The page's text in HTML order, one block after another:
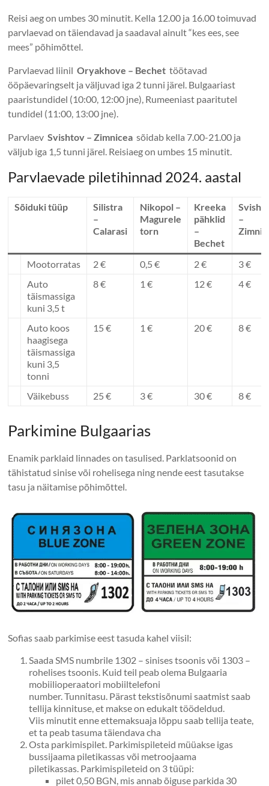
Reisi aeg on umbes 30 minutit. Kella 12.00 ja 16.00 toimuvad
parvlaevad on täiendavad ja saadaval ainult “kes ees, see
mees” põhimõttel.
Parvlaevad liinilOryakhove – Bechet töötavad
ööpäevaringselt ja väljuvad iga 2 tunni järel. Bulgaariast
paaristundidel (10:00, 12:00 jne), Rumeeniast paaritutel
tundidel (11:00, 13:00 jne).
ParvlaevSvishtov – Zimnicea sõidab kella 7.00-21.00 ja
väljub iga 1,5 tunni järel. Reisiaeg on umbes 15 minutit.
Parvlaevade piletihinnad 2024. aastal
Sõiduki tüüp
Silistra
–
Calarasi
Nikopol –
Magurele
torn
Kreeka
pähklid
–
Bechet
–
Mootorratas 2 € 0,5 € 2 €
3 €
Auto
täismassiga
kuni 3,5 t
8 € 1 € 12 € 4 €
Auto koos
haagisega
täismassiga
kuni 3,5
tonni
15 € 1 € 20 € 8 €
Väikebuss 25 € 3 € 30 € 8 €
Parkimine Bulgaarias
Enamik parklaid linnades on tasulised. Parklatsoonid on
tähistatud sinise või rohelisega ning nende eest tasutakse
tasu ja näitamise põhimõttel.
Sofias saab parkimise eest tasuda kahel viisil:
Saada SMS numbrile 1302 – sinises tsoonis või 1303 –
rohelises tsoonis. Kuid teil peab olema Bulgaaria
mobiilioperaatori mobiiltelefoni
number. Tunnitasu. Pärast tekstisõnumi saatmist saab
tellija kinnituse, et makse on edukalt töödeldud.
Viis minutit enne ettemaksuaja lõppu saab tellija teate,
et ta peab tasuma täiendava cha
Osta parkimispilet. Parkimispileteid müüakse igas
bussijaama piletikassas või metroojaama
piletikassas. Parkimispileteid on 3 tüüpi:
pilet 0,50 BGN, mis annab õiguse parkida 30